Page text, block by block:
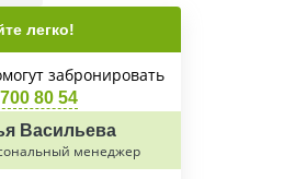
легко!
забронировать
80 54
Васильева
менеджер